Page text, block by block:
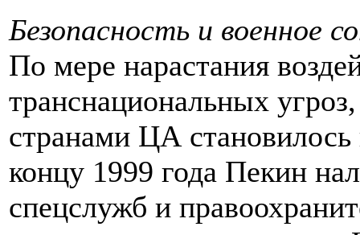
Безопасность и военное
По мере нарастания
транснациональных
странами ЦА
концу 1999 года Пекин
спецслужб и